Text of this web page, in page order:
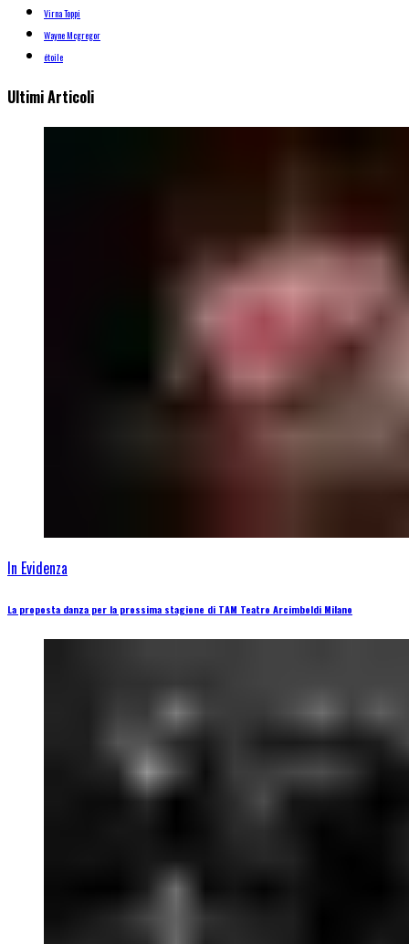
Virna Toppi
Wayne Mcgregor
étoile
Ultimi Articoli
In Evidenza
La proposta danza per la prossima stagione di TAM Teatro Arcimboldi Milano